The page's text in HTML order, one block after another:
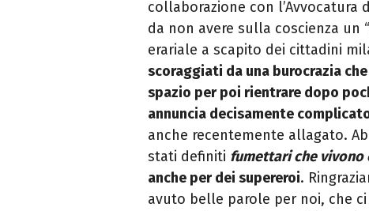
collaborazione con l’Avvocatura
da non avere sulla coscienza un
erariale a scapito dei cittadini
scoraggiati da una burocrazia
spazio per poi rientrare dopo
annuncia decisamente
anche recentemente allagato.
stati definiti fumettari che vivono
anche per dei supereroi.
avuto belle parole per noi, che